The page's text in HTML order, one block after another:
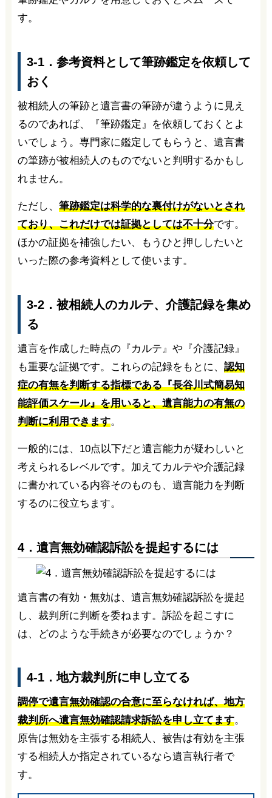
す。
3-1．参考資料として筆跡鑑定を依頼して
おく
被相続人の筆跡と遺言書の筆跡が違うように見え
るのであれば、『筆跡鑑定』を依頼しておくとよ
いでしょう。専門家に鑑定してもらうと、遺言書
の筆跡が被相続人のものでないと判明するかもし
れません。
ただし、 筆跡鑑定は科学的な裏付けがないとされ
ており、これだけでは証拠としては不十分です。
ほかの証拠を補強したい、もうひと押ししたいと
いった際の参考資料として使います。
3-2．被相続人のカルテ、介護記録を集め
る
遺言を作成した時点の『カルテ』や『介護記録』
も重要な証拠です。これらの記録をもとに、 認知
症の有無を判断する指標である『長谷川式簡易知
能評価スケール』を用いると、遺言能力の有無の
判断に利用できます。
一般的には、10点以下だと遺言能力が疑わしいと
考えられるレベルです。加えてカルテや介護記録
に書かれている内容そのものも、遺言能力を判断
するのに役立ちます。
4．遺言無効確認訴訟を提起するには
遺言書の有効・無効は、遺言無効確認訴訟を提起
し、裁判所に判断を委ねます。訴訟を起こすに
は、どのような手続きが必要なのでしょうか？
4-1．地方裁判所に申し立てる
調停で遺言無効確認の合意に至らなければ、地方
裁判所へ遺言無効確認請求訴訟を申し立てます。
原告は無効を主張する相続人、被告は有効を主張
する相続人か指定されているなら遺言執行者で
す。